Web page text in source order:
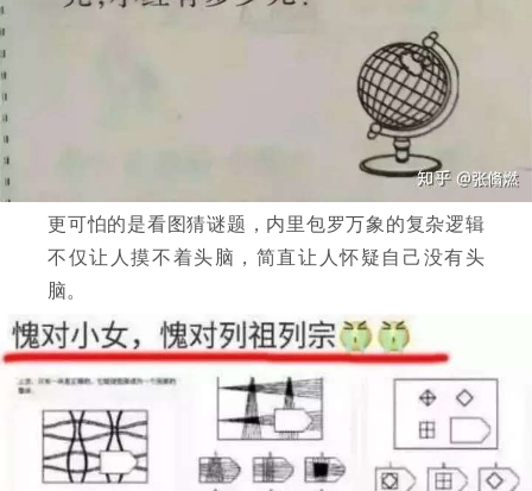
更可怕的是看图猜谜题，内里包罗万象的复杂逻辑
不仅让人摸不着头脑，简直让人怀疑自己没有头
脑。